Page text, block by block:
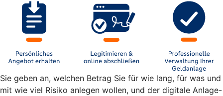
Sie geben an, welchen Betrag Sie für wie lang, für was und
mit wie viel Risiko anlegen wollen, und der digitale Anlage-